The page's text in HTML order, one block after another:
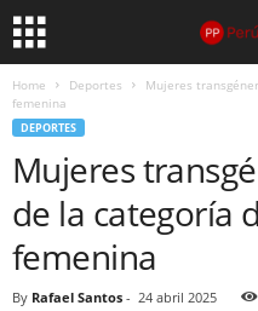
Home Deportes
Mujeres
femenina
DEPORTES
Mujeres
de la categoría
femenina
By Rafael Santos - 24 abril 2025